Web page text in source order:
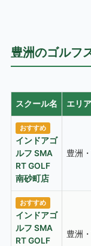
豊洲のゴルフ
スクール名 エリア
おすすめ
インドアゴ
ルフ SMA
RT GOLF
南砂町店
豊洲
おすすめ
インドアゴ
ルフ SMA
RT GOLF
豊洲